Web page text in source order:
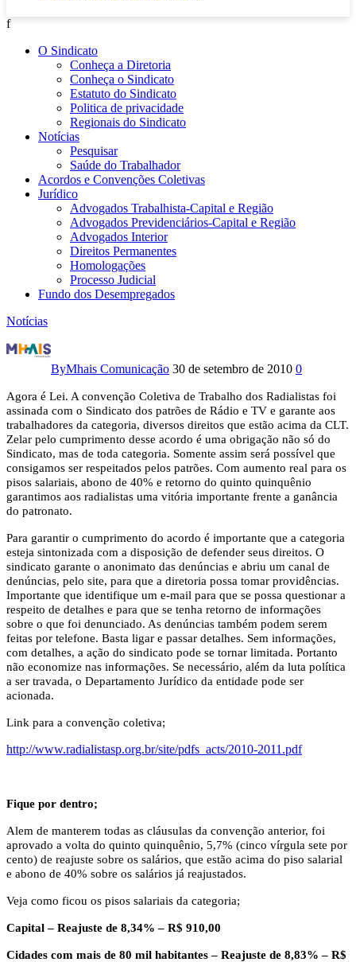
f
O Sindicato
Conheça a Diretoria
Conheça o Sindicato
Estatuto do Sindicato
Politica de privacidade
Regionais do Sindicato
Notícias
Pesquisar
Saúde do Trabalhador
Acordos e Convenções Coletivas
Jurídico
Advogados Trabalhista-Capital e Região
Advogados Previdenciários-Capital e Região
Advogados Interior
Direitos Permanentes
Homologações
Processo Judicial
Fundo dos Desempregados
Notícias
Assinatura
Convenção
Coletiva
é
vitória
dos
Radialistas
ByMhais Comunicação 30 de setembro de 2010 0
Agora é Lei. A convenção Coletiva de Trabalho dos Radialistas foi
assinada com o Sindicato dos patrões de Rádio e TV e garante aos
trabalhadores da categoria, diversos direitos que estão acima da CLT.
Zelar pelo cumprimento desse acordo é uma obrigação não só do
Sindicato, mas de toda categoria. Somente assim será possível que
consigamos ser respeitados pelos patrões. Com aumento real para os
pisos salariais, abono de 40% e retorno do quinto quinquênio
garantimos aos radialistas uma vitória importante frente a ganância
do patronato.
Para garantir o cumprimento do acordo é importante que a categoria
esteja sintonizada com a disposição de defender seus direitos. O
sindicato garante o anonimato das denúncias e abriu um canal de
denúncias, pelo site, para que a diretoria possa tomar providências.
Importante que identifique um e-mail para que se possa questionar a
respeito de detalhes e para que se tenha retorno de informações
sobre o que foi denunciado. As denúncias também podem serem
feitas por telefone. Basta ligar e passar detalhes. Sem informações,
com detalhes, a ação do sindicato pode se tornar limitada. Portanto
não economize nas informações. Se necessário, além da luta política
a ser travada, o Departamento Jurídico da entidade pode ser
acionada.
Link para a convenção coletiva;
http://www.radialistasp.org.br/site/pdfs_acts/2010-2011.pdf
Fique por dentro;
Alem de manterem todas as cláusulas da convenção anterior, foi
aprovado a volta do quinto quinquênio, 5,7% (cinco vírgula sete por
cento) de reajuste sobre os salários, que estão acima do piso salarial
e abono de 40% sobre os salários já reajustados.
Veja como ficou os pisos salariais da categoria;
Capital – Reajuste de 8,34% – R$ 910,00
Cidades com mais de 80 mil habitantes – Reajuste de 8,83% – R$